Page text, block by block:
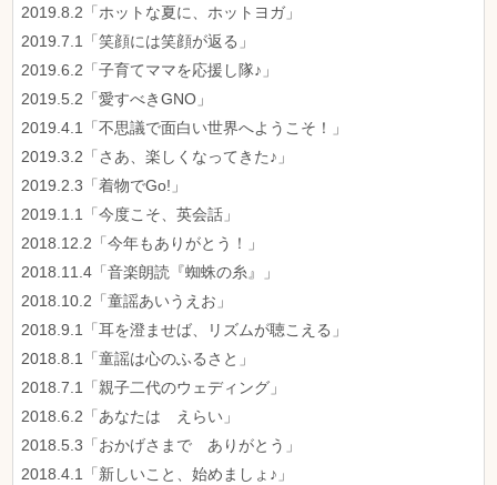
2019.8.2「ホットな夏に、ホットヨガ」
2019.7.1「笑顔には笑顔が返る」
2019.6.2「子育てママを応援し隊♪」
2019.5.2「愛すべきGNO」
2019.4.1「不思議で面白い世界へようこそ！」
2019.3.2「さあ、楽しくなってきた♪」
2019.2.3「着物でGo!」
2019.1.1「今度こそ、英会話」
2018.12.2「今年もありがとう！」
2018.11.4「音楽朗読『蜘蛛の糸』」
2018.10.2「童謡あいうえお」
2018.9.1「耳を澄ませば、リズムが聴こえる」
2018.8.1「童謡は心のふるさと」
2018.7.1「親子二代のウェディング」
2018.6.2「あなたは えらい」
2018.5.3「おかげさまで ありがとう」
2018.4.1「新しいこと、始めましょ♪」